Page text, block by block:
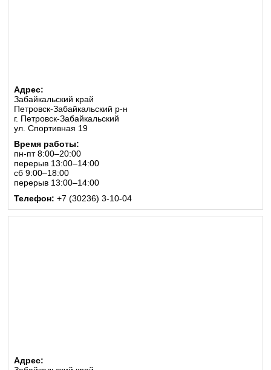
Адрес:
Забайкальский край
Петровск-Забайкальский р-н
г. Петровск-Забайкальский
ул. Спортивная 19
Время работы:
пн-пт 8:00–20:00
перерыв 13:00–14:00
сб 9:00–18:00
перерыв 13:00–14:00
Телефон: +7 (30236) 3-10-04
Адрес: